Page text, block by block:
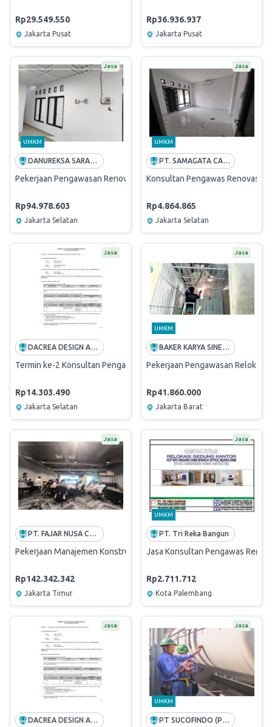
Rp29.549.550
Jakarta Pusat
Rp36.936.937
Jakarta Pusat
Jasa
UMKM
DANUREKSA SARANA CIPTA
Pekerjaan Pengawasan Renovasi Rumah Dinas Griya Haji Nawi D 6
Rp94.978.603
Jakarta Selatan
Jasa
UMKM
PT. SAMAGATA CASANOVA ARSITEK
Konsultan Pengawas Renovasi
Rp4.864.865
Jakarta Selatan
Jasa
DACREA DESIGN AND ENGINEERING CONSULTANTS
Termin ke-2 Konsultan Pengawas Pekerjaan Perbaikan Flar Cijagra
Rp14.303.490
Jakarta Selatan
Jasa
UMKM
BAKER KARYA SINERGI
Pekerjaan Pengawasan Relokasi
Rp41.860.000
Jakarta Barat
Jasa
PT. FAJAR NUSA CONSULTANTS
Pekerjaan Manajemen Konstruksi Design and Build Pembangunan
Rp142.342.342
Jakarta Timur
Jasa
UMKM
PT. Tri Reka Bangun
Jasa Konsultan Pengawas
Rp2.711.712
Kota Palembang
Jasa
DACREA DESIGN AND ENGINEERING CONSULTANTS
Jasa
UMKM
PT SUCOFINDO (PERSERO)